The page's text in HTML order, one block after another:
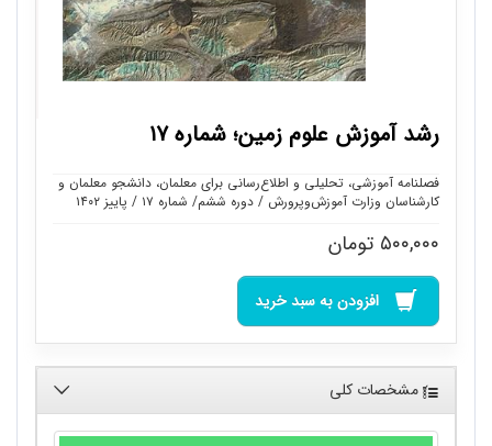
رشد آموزش علوم زمین؛ شماره ۱۷
فصلنامه آموزشی، تحلیلی و اطلاع‌رسانی برای معلمان، دانشجو معلمان و
کارشناسان وزارت آموزش‌وپرورش / دوره ششم/ شماره ۱۷ / پاییز ۱۴۰۲
۵۰۰,۰۰۰ تومان
افزودن به سبد خرید
مشخصات کلی